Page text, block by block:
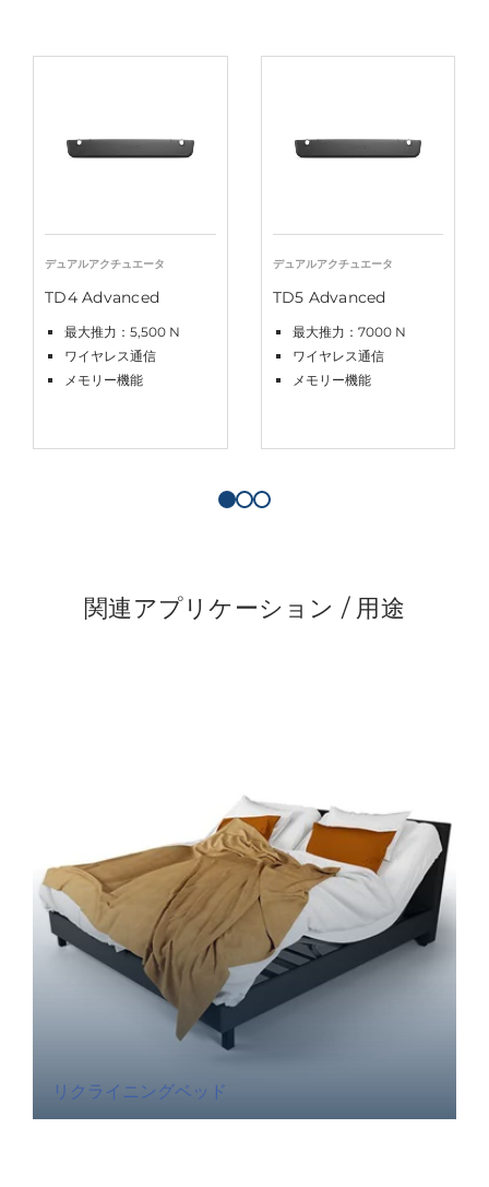
デュアルアクチュエータ
TD4 Advanced
最大推力：5,500 N
ワイヤレス通信
メモリー機能
デュアルアクチュエータ
TD5 Advanced
最大推力：7000 N
ワイヤレス通信
メモリー機能
関連アプリケーション / 用途
リクライニングベッド